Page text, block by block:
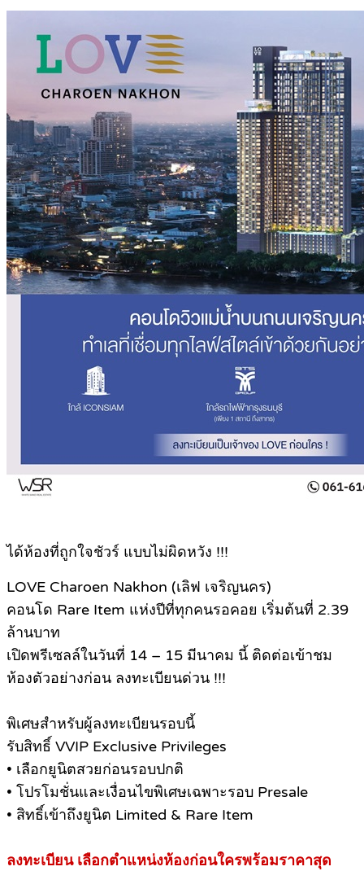
ได้ห้องที่ถูกใจชัวร์ แบบไม่ผิดหวัง !!!
LOVE Charoen Nakhon (เลิฟ เจริญนคร)
คอนโด Rare Item แห่งปีที่ทุกคนรอคอย เริ่มต้นที่ 2.39
ล้านบาท
เปิดพรีเซลล์ในวันที่ 14 – 15 มีนาคม นี้ ติดต่อเข้าชม
ห้องตัวอย่างก่อน ลงทะเบียนด่วน !!!
พิเศษสำหรับผู้ลงทะเบียนรอบนี้
รับสิทธิ์ VVIP Exclusive Privileges
• เลือกยูนิตสวยก่อนรอบปกติ
• โปรโมชั่นและเงื่อนไขพิเศษเฉพาะรอบ Presale
• สิทธิ์เข้าถึงยูนิต Limited & Rare Item
ลงทะเบียน เลือกตำแหน่งห้องก่อนใครพร้อมราคาสุด